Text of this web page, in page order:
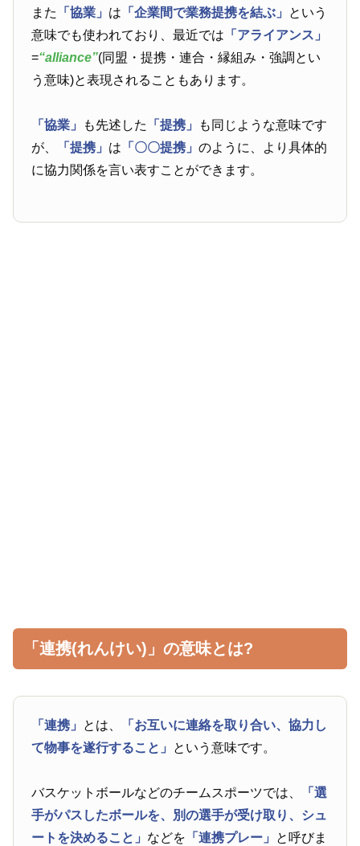
また 「協業」 は 「企業間で業務提携を結ぶ」 という
意味でも使われており、最近では 「アライアンス」
=“alliance”(同盟・提携・連合・縁組み・強調とい
う意味)と表現されることもあります。
「協業」 も先述した 「提携」
も同じような意味です
が、
「提携」 は 「〇〇提携」のように、より具体的
に協力関係を言い表すことができます。
「連携(れんけい)」の意味とは?
「連携」 とは、
「お互いに連絡を取り合い、協力し
て物事を遂行すること」 という意味です。
バスケットボールなどのチームスポーツでは、
「選
手がパスしたボールを、別の選手が受け取り、シュ
ートを決めること」 などを 「連携プレー」 と呼びま